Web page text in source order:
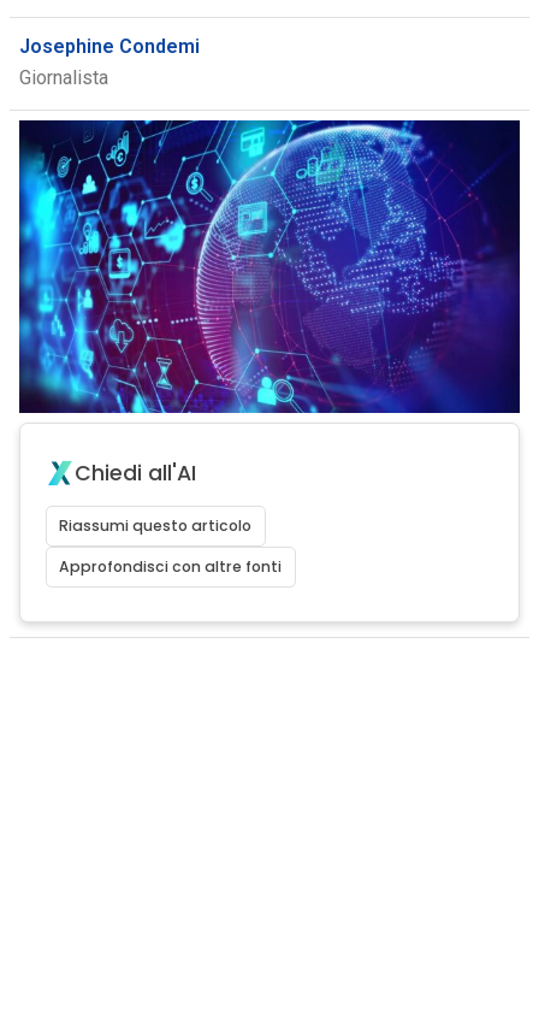
Josephine Condemi
Giornalista
Chiedi all'AI
Riassumi questo articolo
Approfondisci con altre fonti